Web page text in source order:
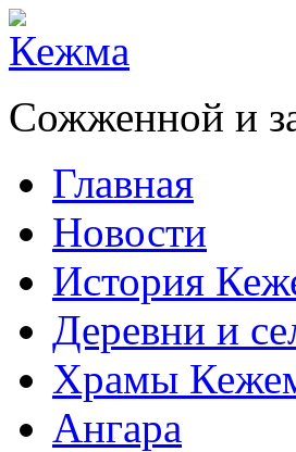
Сожженной и
Главная
Новости
История
Деревни и
Храмы
Ангара